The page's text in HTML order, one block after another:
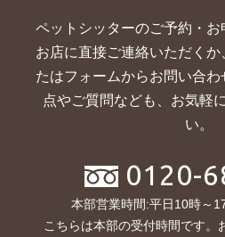
ペットシッターのご予約・
お店に直接ご連絡いただくか
たはフォームからお問い合
点やご質問なども、お気軽
い。
0120-
本部営業時間:平日10時～
こちらは本部の受付時間です。